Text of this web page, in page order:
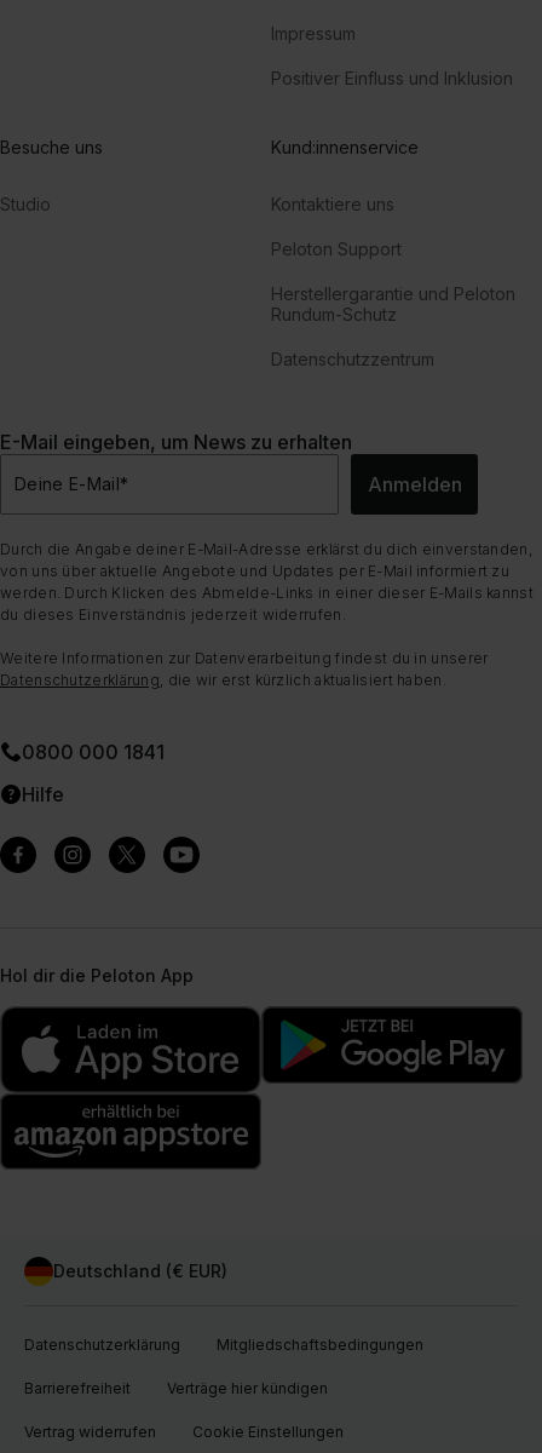
Impressum
Positiver Einfluss und Inklusion
Besuche uns
Studio
Kund:innenservice
Kontaktiere uns
Peloton Support
Herstellergarantie und Peloton
Rundum-Schutz
Datenschutzzentrum
E-Mail eingeben, um News zu erhalten
Deine E-Mail* Anmelden
Durch die Angabe deiner E-Mail-Adresse erklärst du dich einverstanden,
von uns über aktuelle Angebote und Updates per E-Mail informiert zu
werden. Durch Klicken des Abmelde-Links in einer dieser E-Mails kannst
du dieses Einverständnis jederzeit widerrufen.
Weitere Informationen zur Datenverarbeitung findest du in unserer
Datenschutzerklärung , die wir erst kürzlich aktualisiert haben.
0800 000 1841
Hilfe
Hol dir die Peloton App
Deutschland (€ EUR)
Datenschutzerklärung Mitgliedschaftsbedingungen
Barrierefreiheit Verträge hier kündigen
Vertrag widerrufen Cookie Einstellungen